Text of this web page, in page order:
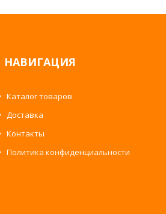
НАВИГАЦИЯ
Каталог товаров
Доставка
Контакты
Политика конфиденциальности